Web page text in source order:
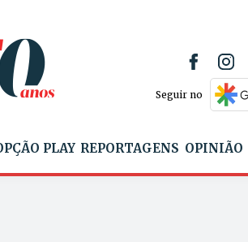
Seguir no
PLAY REPORTAGENS OPINIÃO